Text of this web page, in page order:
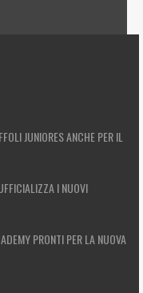
JUNIORES ANCHE PER IL
I NUOVI
PRONTI PER LA NUOVA